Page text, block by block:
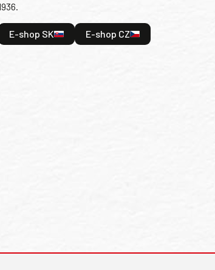
E-shop SK E-shop CZ